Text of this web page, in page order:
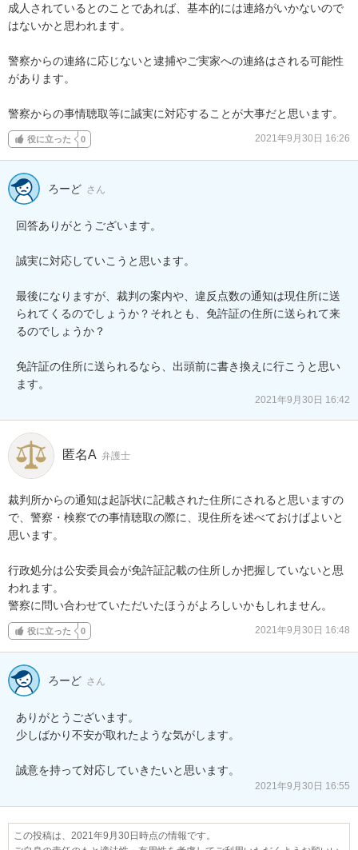
成人されているとのことであれば、基本的には連絡がいかないので
はないかと思われます。
警察からの連絡に応じないと逮捕やご実家への連絡はされる可能性
があります。
警察からの事情聴取等に誠実に対応することが大事だと思います。
役に立った 0 2021年9月30日 16:26
ろーど さん
回答ありがとうございます。
誠実に対応していこうと思います。
最後になりますが、裁判の案内や、違反点数の通知は現住所に送
られてくるのでしょうか？それとも、免許証の住所に送られて来
るのでしょうか？
免許証の住所に送られるなら、出頭前に書き換えに行こうと思い
ます。
2021年9月30日 16:42
匿名A 弁護士
裁判所からの通知は起訴状に記載された住所にされると思いますの
で、警察・検察での事情聴取の際に、現住所を述べておけばよいと
思います。
行政処分は公安委員会が免許証記載の住所しか把握していないと思
われます。
警察に問い合わせていただいたほうがよろしいかもしれません。
役に立った 0 2021年9月30日 16:48
ろーど さん
ありがとうございます。
少しばかり不安が取れたような気がします。
誠意を持って対応していきたいと思います。
2021年9月30日 16:55
この投稿は、2021年9月30日時点の情報です。